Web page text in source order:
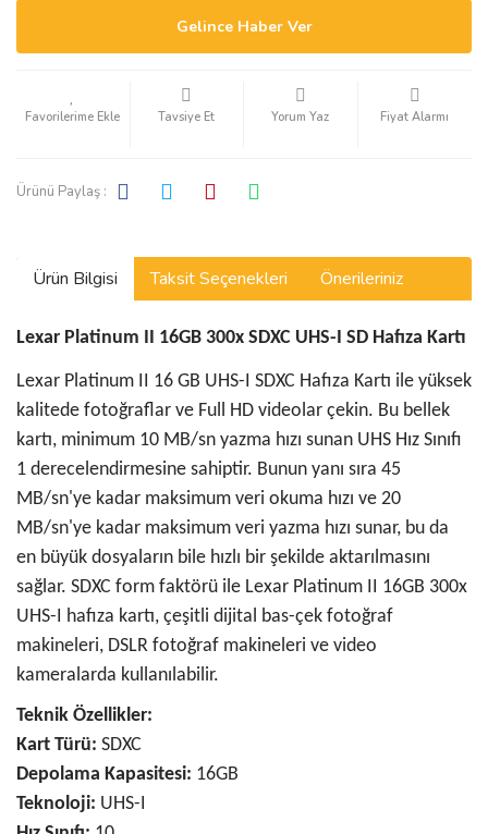
Gelince Haber Ver
Tavsiye Et Yorum Yaz Fiyat Alarmı
Ürünü Paylaş :
Ürün Bilgisi Taksit Seçenekleri Önerileriniz
Lexar Platinum II 16GB 300x SDXC UHS-I SD Hafıza Kartı
Lexar Platinum II 16 GB UHS-I SDXC Hafıza Kartı ile yüksek
kalitede fotoğraflar ve Full HD videolar çekin. Bu bellek
kartı, minimum 10 MB/sn yazma hızı sunan UHS Hız Sınıfı
1 derecelendirmesine sahiptir. Bunun yanı sıra 45
MB/sn'ye kadar maksimum veri okuma hızı ve 20
MB/sn'ye kadar maksimum veri yazma hızı sunar, bu da
en büyük dosyaların bile hızlı bir şekilde aktarılmasını
sağlar. SDXC form faktörü ile Lexar Platinum II 16GB 300x
UHS-I hafıza kartı, çeşitli dijital bas-çek fotoğraf
makineleri, DSLR fotoğraf makineleri ve video
kameralarda kullanılabilir.
Teknik Özellikler:
Kart Türü: SDXC
Depolama Kapasitesi: 16GB
Teknoloji: UHS-I